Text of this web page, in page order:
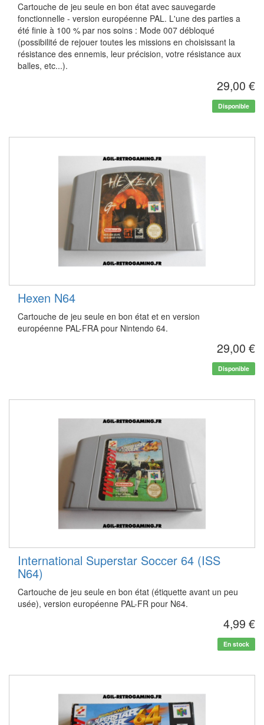
Cartouche de jeu seule en bon état avec sauvegarde
fonctionnelle - version européenne PAL. L'une des parties a
été finie à 100 % par nos soins : Mode 007 débloqué
(possibilité de rejouer toutes les missions en choisissant la
résistance des ennemis, leur précision, votre résistance aux
balles, etc...).
29,00 €
Disponible
Hexen N64
Cartouche de jeu seule en bon état et en version
européenne PAL-FRA pour Nintendo 64.
29,00 €
Disponible
International Superstar Soccer 64 (ISS
N64)
Cartouche de jeu seule en bon état (étiquette avant un peu
usée), version européenne PAL-FR pour N64.
4,99 €
En stock